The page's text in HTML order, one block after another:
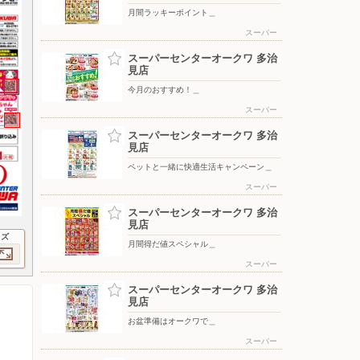
月間ラッキーポイント＿
スーパー
スーパーセンターオークワ 多治
見店
今月のおすすめ！＿
スーパー
スーパーセンターオークワ 多治
見店
ペットと一緒に快適生活キャンペーン＿
スーパー
スーパーセンターオークワ 多治
見店
月間得だ値スペシャル＿
スーパー
スーパーセンターオークワ 多治
見店
お盆準備はオークワで＿
スーパー